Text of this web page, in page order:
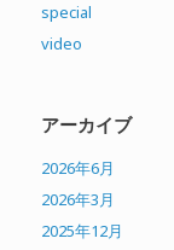
special
video
アーカイブ
2026年6月
2026年3月
2025年12月